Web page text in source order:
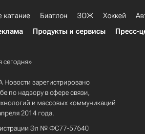
катание Биатлон ЗОЖ Хоккей
Продукты и сервисы Пресс-
Новости зарегистрировано
по надзору в сфере связи,
и массовых коммуникаций
2014 года.
Эл № ФС77-57640